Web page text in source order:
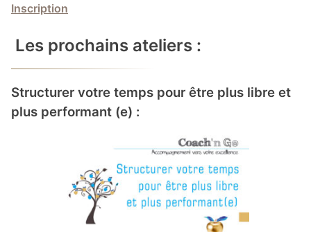
Inscription
Les prochains ateliers :
Structurer votre temps pour être plus libre et
plus performant (e) :